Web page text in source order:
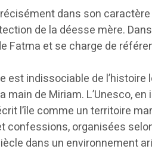
dans son
de la déesse mère.
Fatma et se charge de
est indissociable de
de Miriam. L’Unesco,
l’île comme un territoire
organisées
dans un environnement